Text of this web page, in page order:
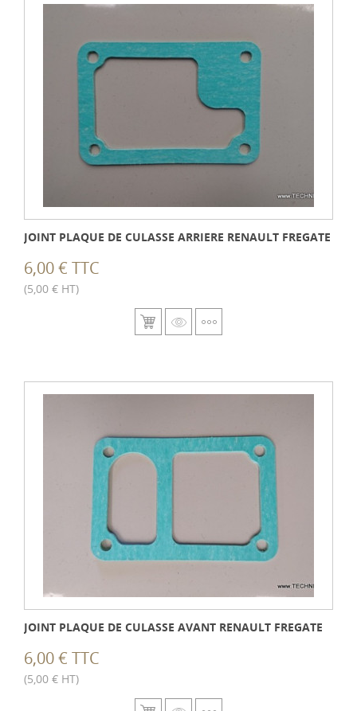
JOINT PLAQUE DE CULASSE ARRIERE RENAULT FREGATE
6,00 € TTC
(5,00 € HT)
JOINT PLAQUE DE CULASSE AVANT RENAULT FREGATE
6,00 € TTC
(5,00 € HT)